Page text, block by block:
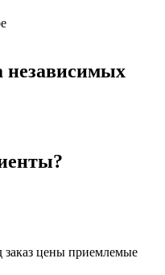
независимых
заказ цены приемлемые